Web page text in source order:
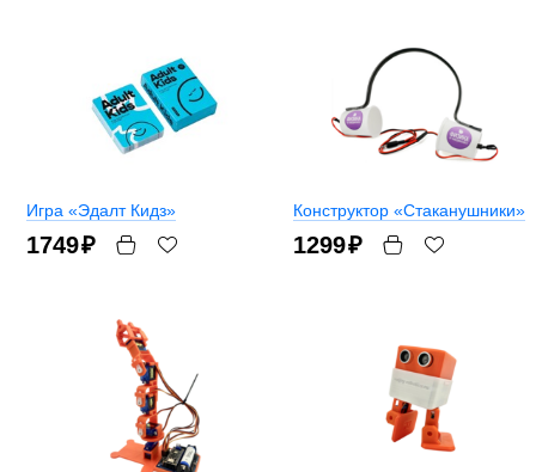
Игра «Эдалт Кидз»
1749₽
Конструктор «Стаканушники»
1299₽